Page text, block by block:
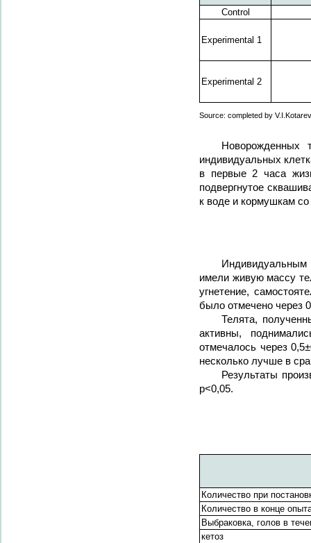
Control
Experimental 1
Experimental 2
Source: completed by
Новорожденных
индивидуальных
в первые 2 часа
подвергнутое
к воде и кормушкам
Индивидуальным
имели живую массу
угнетение,
было отмечено через
Телята,
активны,
отмечалось через
несколько лучше в
Результаты
p<0,05.
Количество при
Количество в конце
Выбраковка, голов в
кетоз